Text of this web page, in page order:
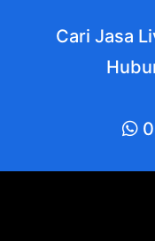
Cari Jasa